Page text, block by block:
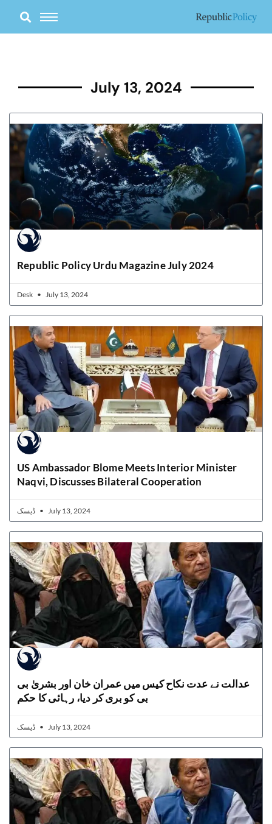
content
July 13, 2024
Republic Policy Urdu Magazine July 2024
Desk July 13, 2024
US Ambassador Blome Meets Interior Minister
Naqvi, Discusses Bilateral Cooperation
July 13, 2024
عدالت نے عدت نکاح کیس میں عمران خان اور بشریٰ بی
بی کو بری کر دیا، رہائی کا حکم
July 13, 2024